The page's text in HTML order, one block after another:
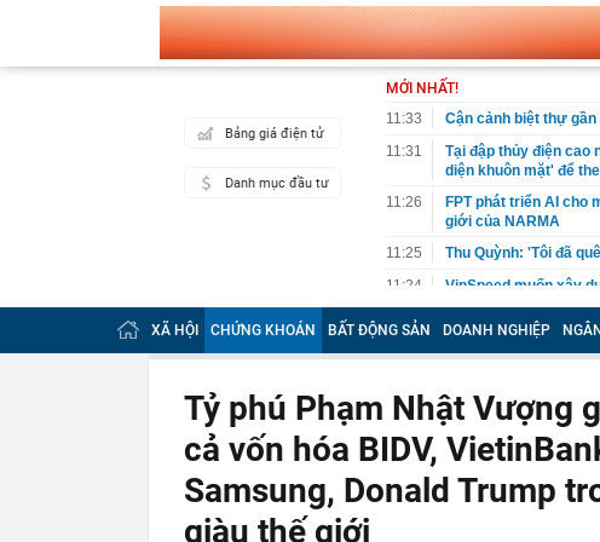
Bảng giá điện tử
Danh mục đầu tư
MỚI NHẤT!
11:33
Cận cảnh biệt thự
11:31
Tại đập thủy điện cao
diện khuôn mặt' để
11:26
FPT phát triển AI cho
giới của NARMA
11:25
Thu Quỳnh: 'Tôi đã
11:24
VinSpeed muốn xây
của thành phố giàu
11:20
"Lên phố cổ cũng
hoa ở Hà Nội ninh
11:19
Từ nay, hàng triệu
11:18
Tổng Giám đốc
thật, nhưng không
11:17
Hà Nội: Gia hạn thời
XÃ HỘI CHỨNG KHOÁN BẤT ĐỘNG SẢN DOANH NGHIỆP
Tỷ phú Phạm Nhật Vượng
cả vốn hóa BIDV,
Samsung, Donald Trump
giàu thế giới